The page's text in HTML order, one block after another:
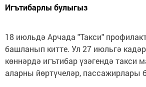
Игътибарлы булыгыз
18 июльдә Арчада "Такси"
башланып китте. Ул 27 июльгә
көннәрдә игътибар үзәгендә такси
аларны йөртүчеләр, пассажирлары